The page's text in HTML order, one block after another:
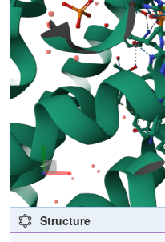
Structure